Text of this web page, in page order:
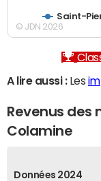
Saint-
© JDN 2026
A lire aussi :Les
Revenus des
Colamine
Données 2024